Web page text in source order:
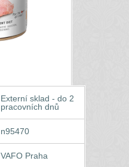
Externí sklad - do 2
pracovních dnů
n95470
VAFO Praha